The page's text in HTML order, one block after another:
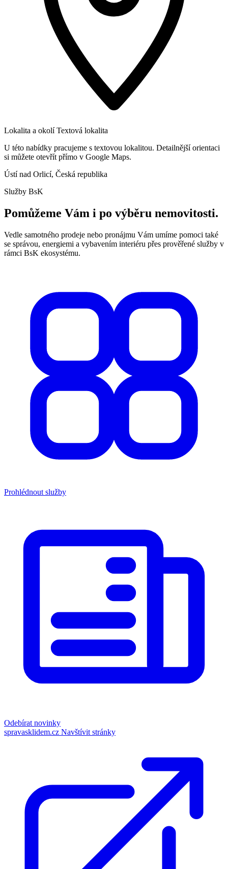
Lokalita a okolí Textová lokalita
U této nabídky pracujeme s textovou lokalitou. Detailnější orientaci
si můžete otevřít přímo v Google Maps.
Ústí nad Orlicí, Česká republika
Služby BsK
Pomůžeme Vám i po výběru nemovitosti.
Vedle samotného prodeje nebo pronájmu Vám umíme pomoci také
se správou, energiemi a vybavením interiéru přes prověřené služby v
rámci BsK ekosystému.
Prohlédnout služby
Odebírat novinky
spravasklidem.cz Navštívit stránky